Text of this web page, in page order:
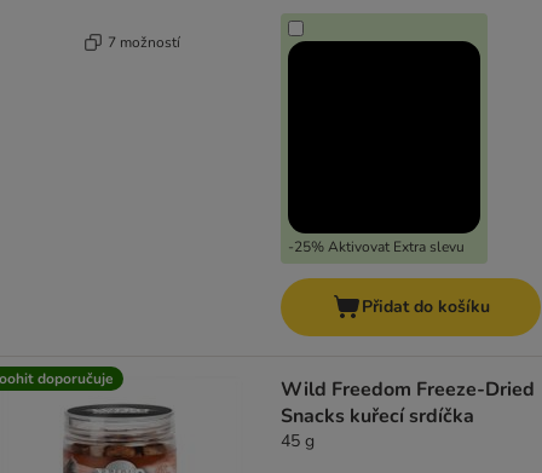
7 možností
-25% Aktivovat Extra slevu
Přidat do košíku
doporučuje
Wild Freedom Freeze-Dried
Snacks kuřecí srdíčka
45 g